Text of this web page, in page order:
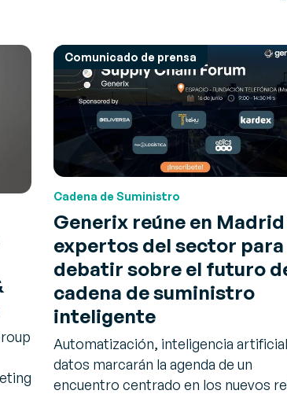
Comunicado de prensa
Cadena de Suministro
Generix reúne en Madrid
expertos del sector para
debatir sobre el futuro
cadena de suministro
inteligente
Automatización, inteligencia
datos marcarán la agenda de un
encuentro centrado en los nuevos